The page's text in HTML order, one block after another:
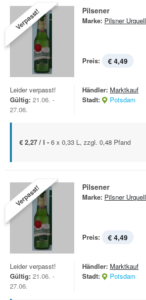
Verpasst! Pilsener
Marke: Pilsner Urquell
Preis: € 4,49
Leider verpasst!
Gültig: 21.06. -
27.06.
Händler: Marktkauf
Stadt:
Potsdam
€ 2,27 / l - 6 x 0,33 L, zzgl. 0,48 Pfand
Verpasst! Pilsener
Marke: Pilsner Urquell
Preis: € 4,49
Leider verpasst!
Gültig: 21.06. -
27.06.
Händler: Marktkauf
Stadt:
Potsdam